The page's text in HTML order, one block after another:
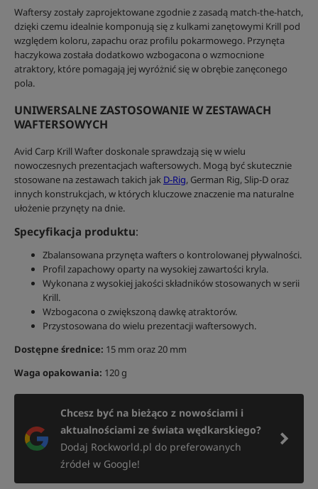
Waftersy zostały zaprojektowane zgodnie z zasadą match-the-hatch,
dzięki czemu idealnie komponują się z kulkami zanętowymi Krill pod
względem koloru, zapachu oraz profilu pokarmowego. Przynęta
haczykowa została dodatkowo wzbogacona o wzmocnione
atraktory, które pomagają jej wyróżnić się w obrębie zanęconego
pola.
UNIWERSALNE ZASTOSOWANIE W ZESTAWACH
WAFTERSOWYCH
Avid Carp Krill Wafter doskonale sprawdzają się w wielu
nowoczesnych prezentacjach waftersowych. Mogą być skutecznie
stosowane na zestawach takich jak D-Rig, German Rig, Slip-D oraz
innych konstrukcjach, w których kluczowe znaczenie ma naturalne
ułożenie przynęty na dnie.
Specyfikacja produktu:
Zbalansowana przynęta wafters o kontrolowanej pływalności.
Profil zapachowy oparty na wysokiej zawartości kryla.
Wykonana z wysokiej jakości składników stosowanych w serii
Krill.
Wzbogacona o zwiększoną dawkę atraktorów.
Przystosowana do wielu prezentacji waftersowych.
Dostępne średnice: 15 mm oraz 20 mm
Waga opakowania: 120 g
Chcesz być na bieżąco z nowościami i
aktualnościami ze świata wędkarskiego?
Dodaj Rockworld.pl do preferowanych
źródeł w Google!